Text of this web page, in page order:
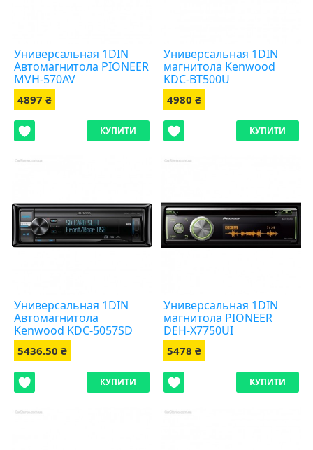
Универсальная 1DIN
Автомагнитола PIONEER
MVH-570AV
4897 ₴
КУПИТИ
Универсальная 1DIN
магнитола Kenwood
KDC-BT500U
4980 ₴
КУПИТИ
Универсальная 1DIN
Автомагнитола
Kenwood KDC-5057SD
5436.50 ₴
КУПИТИ
Универсальная 1DIN
магнитола PIONEER
DEH-X7750UI
5478 ₴
КУПИТИ